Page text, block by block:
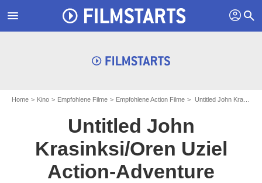
menu profil search
Home Kino Empfohlene Filme Empfohlene Action Filme Untitled John Krasinksi/Oren Uziel Action-Adventure
Untitled John
Krasinksi/Oren Uziel
Action-Adventure